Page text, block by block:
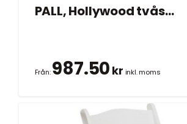
PALL, Hollywood tvåsits vit 104×70 cm
Från:987.50 kr inkl. moms